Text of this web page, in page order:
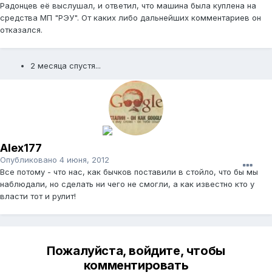
Радонцев её выслушал, и ответил, что машина была куплена на
средства МП "РЭУ". От каких либо дальнейших комментариев он
отказался.
2 месяца спустя...
Alex177
Опубликовано 4 июня, 2012
Все потому - что нас, как бычков поставили в стойло, что бы мы
наблюдали, но сделать ни чего не смогли, а как известно кто у
власти тот и рулит!
Пожалуйста, войдите, чтобы
комментировать